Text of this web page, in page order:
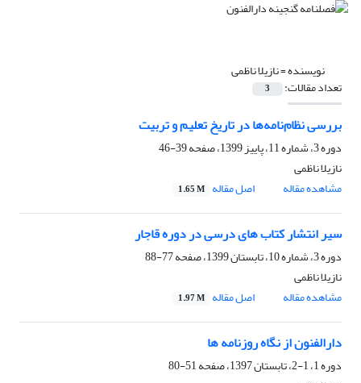
نویسنده =نازیلا ناظمی
تعداد مقالات: 3
بررسی نظام‌نامه‌ها در تاریخ تعلیم و تربیت
دوره 3، شماره 11، پاییز 1399، صفحه
39-46
نازیلا ناظمی
مشاهده مقاله
اصل مقاله 1.65 M
سیر انتشار کتاب های درسی در دوره قاجار
دوره 3، شماره 10، تابستان 1399، صفحه
77-88
نازیلا ناظمی
مشاهده مقاله
اصل مقاله 1.97 M
دارالفنون از نگاه روزنامه ها
دوره 1، 1-2، تابستان 1397، صفحه
51-80